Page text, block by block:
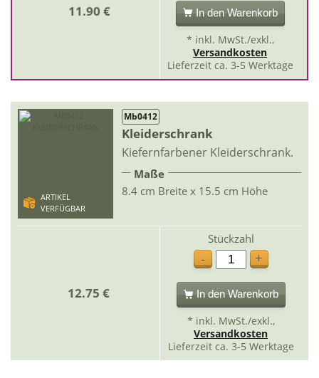
11.90 € In den Warenkorb
* inkl. MwSt./exkl.,
Versandkosten
Lieferzeit ca. 3-5 Werktage
ARTIKEL
VERFÜGBAR
Mb0412
Kleiderschrank
Kiefernfarbener Kleiderschrank.
Maße
8.4 cm Breite x 15.5 cm Höhe
12.75 €
Stückzahl
-
+
In den Warenkorb
* inkl. MwSt./exkl.,
Versandkosten
Lieferzeit ca. 3-5 Werktage